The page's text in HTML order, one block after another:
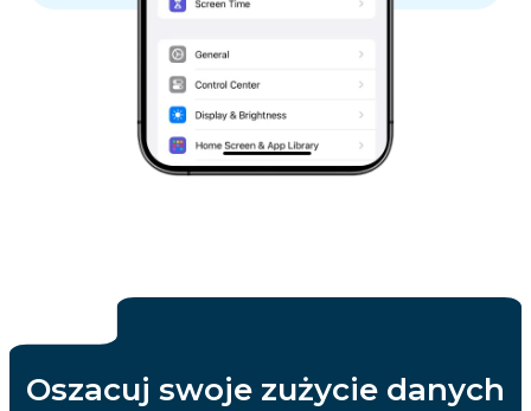
Oszacuj swoje zużycie danych